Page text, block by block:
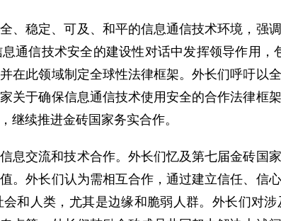
、稳定、可及、和平的信息通信技术环境，强
通信技术安全的建设性对话中发挥领导作用
在此领域制定全球性法律框架。外长们呼吁以
关于确保信息通信技术使用安全的合作法律框
继续推进金砖国家务实合作。
息交流和技术合作。外长们忆及第七届金砖国
。外长们认为需相互合作，通过建立信任、信
和人类，尤其是边缘和脆弱人群。外长们对